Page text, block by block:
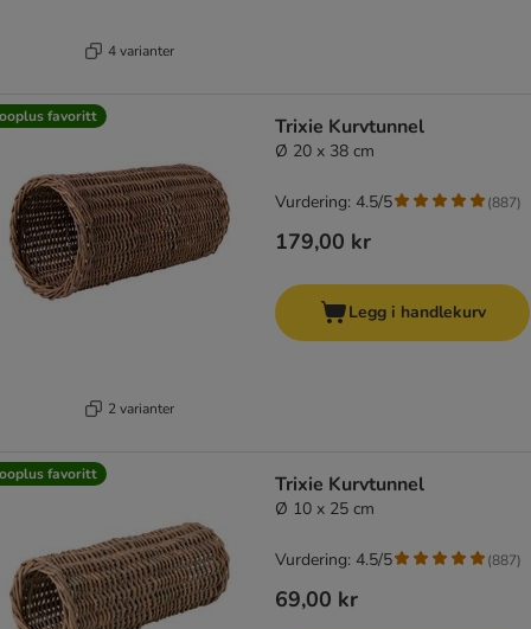
4 varianter
favoritt
2 varianter
Trixie Kurvtunnel
Ø 20 x 38 cm
179,00 kr
Vurdering: 4.5/5 (887)
Legg i handlekurv
favoritt Trixie Kurvtunnel
Ø 10 x 25 cm
69,00 kr
Vurdering: 4.5/5 (887)